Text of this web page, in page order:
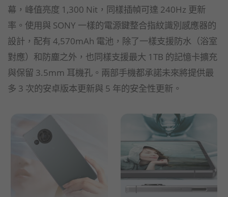
幕，峰值亮度 1,300 Nit，同樣插幀可達 240Hz 更新
率。使用與 SONY 一樣的電源鍵整合指紋識別感應器的
設計，配有 4,570mAh 電池，除了一樣支援防水（浴室
對應）和防塵之外，也同樣支援最大 1TB 的記憶卡擴充
與保留 3.5mm 耳機孔。兩部手機都承諾未來將提供最
多 3 次的安卓版本更新與 5 年的安全性更新。